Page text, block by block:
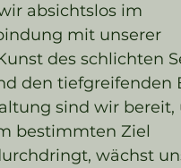
absichtslos im
mit unserer
des schlichten
den tiefgreifenden
sind wir bereit,
bestimmten Ziel
wächst